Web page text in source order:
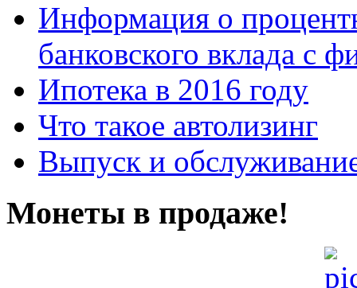
Информация о
банковского вклада с
Ипотека в 2016 году
Что такое автолизинг
Выпуск и
Монеты в продаже!